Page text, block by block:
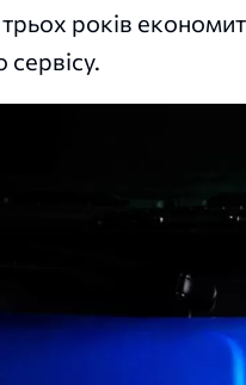
років
сервісу.